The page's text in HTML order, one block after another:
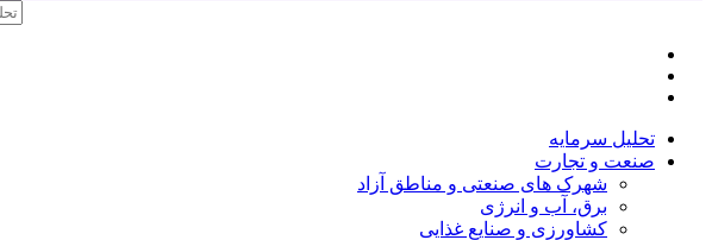
تحلیل‌ سرمایه
صنعت و تجارت
شهرک های صنعتی و مناطق آزاد
برق، آب و انرژی
کشاورزی و صنایع غذایی